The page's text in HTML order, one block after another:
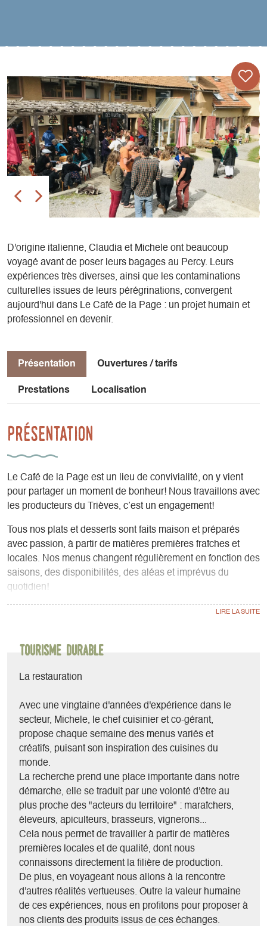
D'origine italienne, Claudia et Michele ont beaucoup
voyagé avant de poser leurs bagages au Percy. Leurs
expériences très diverses, ainsi que les contaminations
culturelles issues de leurs pérégrinations, convergent
aujourd'hui dans Le Café de la Page : un projet humain et
professionnel en devenir.
Présentation Ouvertures / tarifs
Prestations Localisation
Présentation
Le Café de la Page est un lieu de convivialité, on y vient
pour partager un moment de bonheur! Nous travaillons avec
les producteurs du Trièves, c’est un engagement!
Tous nos plats et desserts sont faits maison et préparés
avec passion, à partir de matières premières fraîches et
locales. Nos menus changent régulièrement en fonction des
saisons, des disponibilités, des aléas et imprévus du
quotidien!
- Cafés de spécialité, vins biologiques et naturels (sur place
- Petite épicerie de produits du Trièves ;
déjeuner, pique-nique, dîner ;
- Accueil d'événements privés, possibilité de privatiser la
salle : mariages, fêtes de famille, événements
professionnels ;
- Plats à emporter, traiteur ;
- Accueil d'expositions, présentations, vernissages ;
- Le mardi soir, co-organisation et accueil du Marché de
producteurs et artisans du Percy et des événements festifs
associés (concerts, théâtre..) ;
Tourisme durable
La restauration
Avec une vingtaine d'années d'expérience dans le
secteur, Michele, le chef cuisinier et co-gérant,
propose chaque semaine des menus variés et
créatifs, puisant son inspiration des cuisines du
monde.
La recherche prend une place importante dans notre
démarche, elle se traduit par une volonté d'être au
plus proche des "acteurs du territoire" : maraîchers,
éleveurs, apiculteurs, brasseurs, vignerons...
Cela nous permet de travailler à partir de matières
premières locales et de qualité, dont nous
connaissons directement la filière de production.
De plus, en voyageant nous allons à la rencontre
d'autres réalités vertueuses. Outre la valeur humaine
de ces expériences, nous en profitons pour proposer à
nos clients des produits issus de ces échanges.